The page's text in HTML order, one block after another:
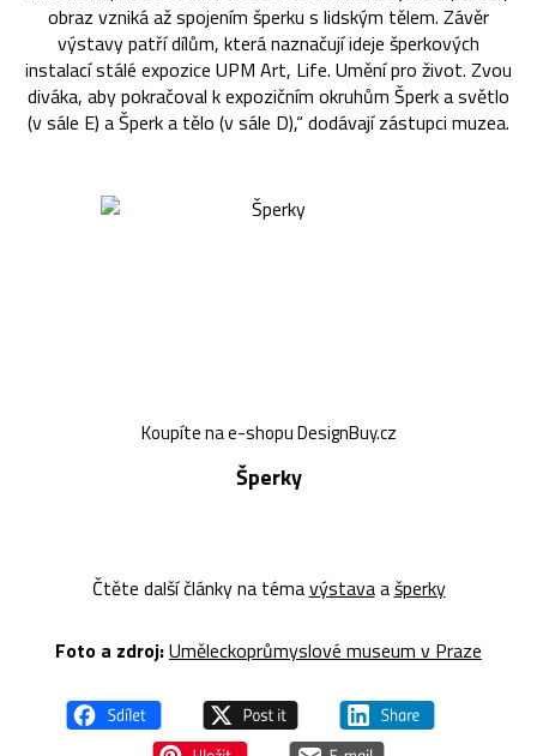
obraz vzniká až spojením šperku s lidským tělem. Závěr
výstavy patří dílům, která naznačují ideje šperkových
instalací stálé expozice UPM Art, Life. Umění pro život. Zvou
diváka, aby pokračoval k expozičním okruhům Šperk a světlo
(v sále E) a Šperk a tělo (v sále D),“ dodávají zástupci muzea.
Koupíte na e-shopu DesignBuy.cz
Šperky
Čtěte další články na témavýstavaašperky
Foto a zdroj:Uměleckoprůmyslové museum v Praze